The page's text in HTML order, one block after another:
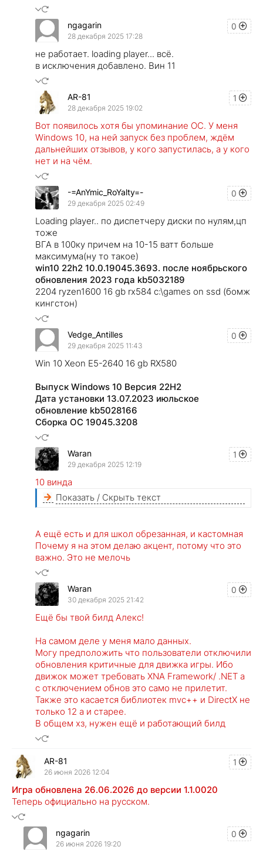
0
ngagarin
28 декабря 2025 17:28
не работает. loading player... всё.
в исключения добавлено. Вин 11
1
AR-81
28 декабря 2025 19:02
Вот появилось хотя бы упоминание ОС. У меня
Windows 10, на ней запуск без проблем, ждём
дальнейших отзывов, у кого запустилась, а у кого
нет и на чём.
0
-=AnYmic_RoYalty=-
29 декабря 2025 02:49
Loading player.. по диспетчеру диски по нулям,цп
тоже
ВГА в 100ку причем на 10-15 ватт больше
максимума(ну то такое)
win10 22h2 10.0.19045.3693. после ноябрьского
обновления 2023 года kb5032189
2204 ryzen1600 16 gb rx584 c:\games on ssd (бомж
кингстон)
0
Vedge_Antilles
29 декабря 2025 11:43
Win 10 Xeon E5-2640 16 gb RX580
Выпуск Windows 10 Версия 22H2
Дата установки ‎13.‎07.‎2023 июльское
обновление kb5028166
Сборка ОС 19045.3208
1
Waran
29 декабря 2025 12:19
10 винда
Показать / Скрыть текст
А ещё есть и для школ обрезанная, и кастомная
Почему я на этом делаю акцент, потому что это
важно. Это не мелочь
0
Waran
30 декабря 2025 21:42
Ещё бы твой билд Алекс!
На самом деле у меня мало данных.
Могу предположить что пользователи отключили
обновления критичные для движка игры. Ибо
движок может требовать XNA Framework/ .NET а
с отключением обнов это само не прилетит.
Также это касается библиотек mvc++ и DirectX не
только 12 а и старее.
В общем хз, нужен ещё и работающий билд
1
AR-81
26 июня 2026 12:04
Игра обновлена 26.06.2026 до версии 1.1.0020
Теперь официально на русском.
0
ngagarin
26 июня 2026 19:20